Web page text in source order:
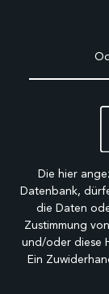
Die hier
Datenbank,
die Daten
Zustimmung
und/oder diese
Ein